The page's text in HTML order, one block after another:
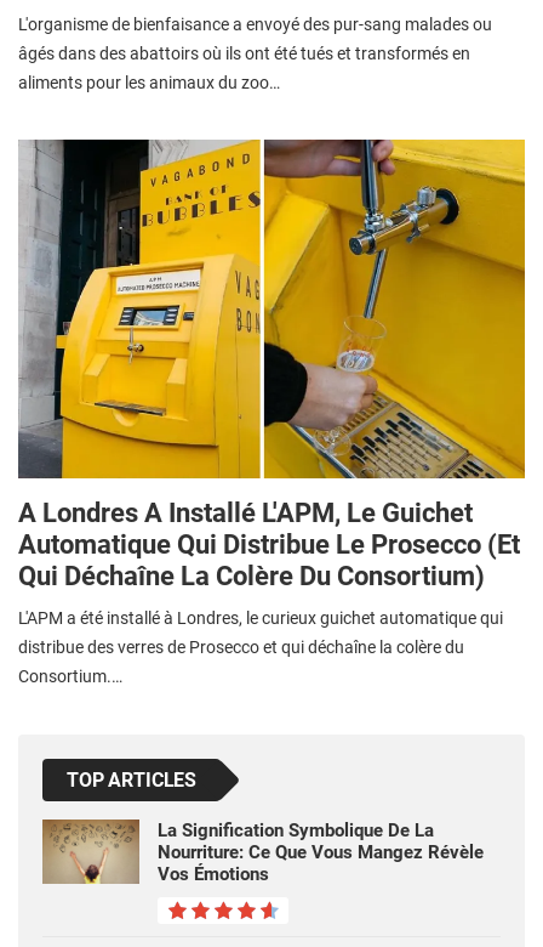
L'organisme de bienfaisance a envoyé des pur-sang malades ou
âgés dans des abattoirs où ils ont été tués et transformés en
aliments pour les animaux du zoo…
A Londres A Installé L'APM, Le Guichet
Automatique Qui Distribue Le Prosecco (et
Qui Déchaîne La Colère Du Consortium)
L'APM a été installé à Londres, le curieux guichet automatique qui
distribue des verres de Prosecco et qui déchaîne la colère du
Consortium.…
TOP ARTICLES
La Signification Symbolique De La
Nourriture: Ce Que Vous Mangez Révèle
Vos Émotions